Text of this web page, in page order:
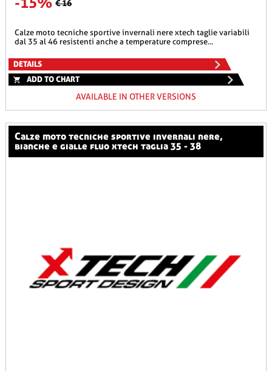
€ 16
calze moto tecniche sportive invernali nere xtech taglie variabili
dal 35 al 46 resistenti anche a temperature comprese...
DETAILS
ADD TO CHART
AVAILABLE IN OTHER VERSIONS
calze moto tecniche sportive invernali nere,
bianche e gialle fluo xtech taglia 35 - 38